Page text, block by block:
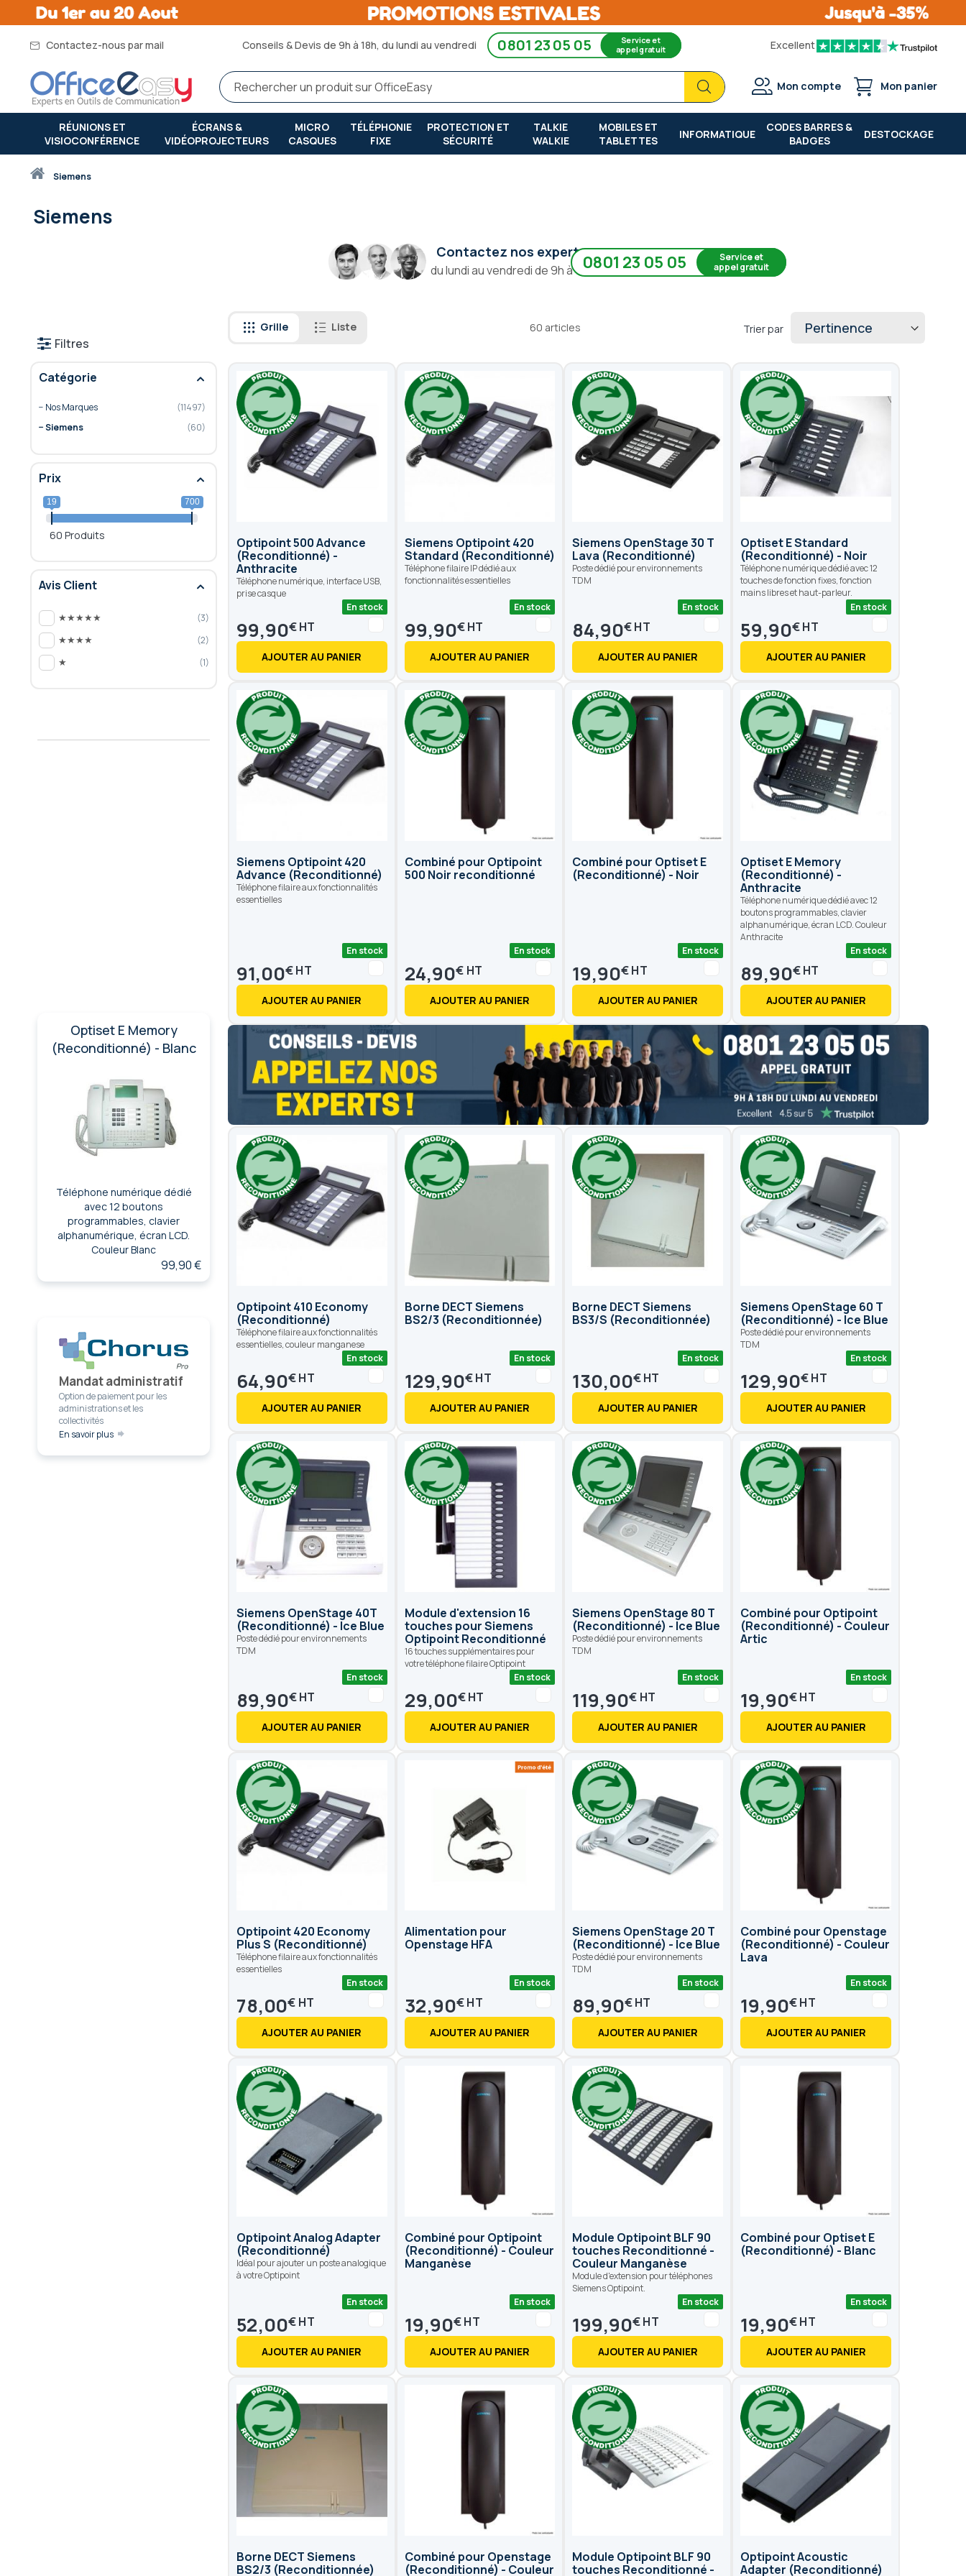
Contactez-nous par mail Conseils & Devis de 9h à 18h, du lundi au vendredi 0801 23 05 05 Service et
appel gratuit Excellent
Chercher
Chercher
Mon compte Mon panier
RÉUNIONS ET
VISIOCONFÉRENCE
ÉCRANS &
VIDÉOPROJECTEURS
MICRO
CASQUES
TÉLÉPHONIE
FIXE
PROTECTION ET
SÉCURITÉ
TALKIE
WALKIE
MOBILES ET
TABLETTES
INFORMATIQUE
CODES BARRES &
BADGES
DESTOCKAGE
Accueilsiemens
Siemens
Contactez nos experts
du lundi au vendredi de 9h à 18h0801 23 05 05
Service et
appel gratuit
Grille Liste 60 articles Trier par
Optipoint 500 Advance
(Reconditionné) -
Anthracite
Téléphone numérique, interface USB,
prise casque
En stock
99,90€
AJOUTER AU PANIER
Siemens Optipoint 420
Standard (Reconditionné)
Téléphone filaire IP dédié aux
fonctionnalités essentielles
En stock
99,90€
AJOUTER AU PANIER
Siemens OpenStage 30 T
Lava (Reconditionné)
Poste dédié pour environnements
TDM
En stock
84,90€
AJOUTER AU PANIER
Optiset E Standard
(Reconditionné) - Noir
Téléphone numérique dédié avec 12
touches de fonction fixes, fonction
mains libres et haut-parleur.
En stock
59,90€
AJOUTER AU PANIER
Siemens Optipoint 420
Advance (Reconditionné)
Téléphone filaire aux fonctionnalités
essentielles
En stock
91,00€
AJOUTER AU PANIER
Combiné pour Optipoint
500 Noir reconditionné
En stock
24,90€
AJOUTER AU PANIER
Combiné pour Optiset E
(Reconditionné) - Noir
En stock
19,90€
AJOUTER AU PANIER
Optiset E Memory
(Reconditionné) -
Anthracite
Téléphone numérique dédié avec 12
boutons programmables, clavier
alphanumérique, écran LCD. Couleur
Anthracite
En stock
89,90€
AJOUTER AU PANIER
Optipoint 410 Economy
(Reconditionné)
Téléphone filaire aux fonctionnalités
essentielles, couleur manganese
En stock
64,90€
AJOUTER AU PANIER
Borne DECT Siemens
BS2/3 (Reconditionnée)
En stock
129,90€
AJOUTER AU PANIER
Borne DECT Siemens
BS3/S (Reconditionnée)
En stock
130,00€
AJOUTER AU PANIER
Siemens OpenStage 60 T
(Reconditionné) - Ice Blue
Poste dédié pour environnements
TDM
En stock
129,90€
AJOUTER AU PANIER
Siemens OpenStage 40T
(Reconditionné) - Ice Blue
Poste dédié pour environnements
TDM
En stock
89,90€
AJOUTER AU PANIER
Module d'extension 16
touches pour Siemens
Optipoint Reconditionné
16 touches supplémentaires pour
votre téléphone filaire Optipoint
En stock
29,00€
AJOUTER AU PANIER
Siemens OpenStage 80 T
(Reconditionné) - Ice Blue
Poste dédié pour environnements
TDM
En stock
119,90€
AJOUTER AU PANIER
Combiné pour Optipoint
(Reconditionné) - Couleur
Artic
En stock
19,90€
AJOUTER AU PANIER
Optipoint 420 Economy
Plus S (Reconditionné)
Téléphone filaire aux fonctionnalités
essentielles
En stock
78,00€
AJOUTER AU PANIER
Alimentation pour
Openstage HFA
En stock
32,90€
AJOUTER AU PANIER
Siemens OpenStage 20 T
(Reconditionné) - Ice Blue
Poste dédié pour environnements
TDM
En stock
89,90€
AJOUTER AU PANIER
Combiné pour Openstage
(Reconditionné) - Couleur
Lava
En stock
19,90€
AJOUTER AU PANIER
Optipoint Analog Adapter
(Reconditionné)
Idéal pour ajouter un poste analogique
à votre Optipoint
En stock
52,00€
AJOUTER AU PANIER
Combiné pour Optipoint
(Reconditionné) - Couleur
Manganèse
En stock
19,90€
AJOUTER AU PANIER
Module Optipoint BLF 90
touches Reconditionné -
Couleur Manganèse
Module d'extension pour téléphones
Siemens Optipoint.
En stock
199,90€
AJOUTER AU PANIER
Combiné pour Optiset E
(Reconditionné) - Blanc
En stock
19,90€
AJOUTER AU PANIER
Borne DECT Siemens
BS2/3 (Reconditionnée)
Combiné pour Openstage
(Reconditionné) - Couleur
Module Optipoint BLF 90
touches Reconditionné -
Optipoint Acoustic
Adapter (Reconditionné)
Filtres
Catégorie
Nos Marques
11497
Siemens
60
Prix
19 700
60 Produits
Avis Client
★★★★★ 3
★★★★ 2
★ 1
Optiset E Memory
(Reconditionné) - Blanc
Téléphone numérique dédié
avec 12 boutons
programmables, clavier
alphanumérique, écran LCD.
Couleur Blanc
99,90 €
Mandat administratif
Option de paiement pour les
administrations et les
collectivités
En savoir plus